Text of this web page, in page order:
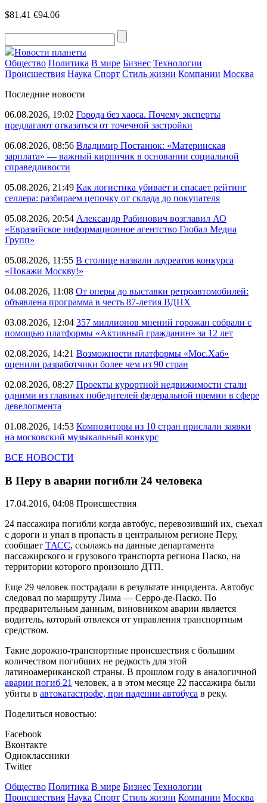
$81.41 €94.06
Новости планеты
Общество Политика В мире Бизнес Технологии
Происшествия Наука Спорт Стиль жизни Компании Москва
Последние новости
06.08.2026, 19:02 Города без хаоса. Почему эксперты
предлагают отказаться от точечной застройки
06.08.2026, 08:56 Владимир Постанюк: «Материнская
зарплата» — важный кирпичик в основании социальной
справедливости
05.08.2026, 21:49 Как логистика убивает и спасает рейтинг
селлера: разбираем цепочку от склада до покупателя
05.08.2026, 20:54 Александр Рабинович возглавил АО
«Евразийское информационное агентство Глобал Медиа
Групп»
05.08.2026, 11:55 В столице назвали лауреатов конкурса
«Покажи Москву!»
04.08.2026, 11:08 От оперы до выставки ретроавтомобилей:
объявлена программа в честь 87-летия ВДНХ
03.08.2026, 12:04 357 миллионов мнений горожан собрали с
помощью платформы «Активный гражданин» за 12 лет
02.08.2026, 14:21 Возможности платформы «Мос.Хаб»
оценили разработчики более чем из 90 стран
02.08.2026, 08:27 Проекты курортной недвижимости стали
одними из главных победителей федеральной премии в сфере
девелопмента
01.08.2026, 14:53 Композиторы из 10 стран прислали заявки
на московский музыкальный конкурс
ВСЕ НОВОСТИ
В Перу в аварии погибли 24 человека
17.04.2016, 04:08 Происшествия
24 пассажира погибли когда автобус, перевозивший их, съехал
с дороги и упал в пропасть в центральном регионе Перу,
сообщает ТАСС, ссылаясь на данные департамента
пассажирского и грузового транспорта региона Паско, на
территории которого произошло ДТП.
Еще 29 человек пострадали в результате инцидента. Автобус
следовал по маршруту Лима — Серро-де-Паско. По
предварительным данным, виновником аварии является
водитель, который отвлекся от управления транспортным
средством.
Такие дорожно-транспортные происшествия с большим
количеством погибших не редкость для этой
латиноамериканской страны. В прошлом году в аналогичной
аварии погиб 21 человек, а в этом месяце 22 пассажира были
убиты в автокатастрофе, при падении автобуса в реку.
Поделиться новостью:
Facebook
Вконтакте
Одноклассники
Twitter
Общество Политика В мире Бизнес Технологии
Происшествия Наука Спорт Стиль жизни Компании Москва